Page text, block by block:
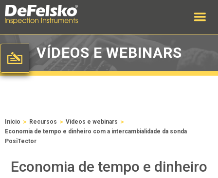
VÍDEOS E WEBINARS
Início > Recursos > Vídeos e webinars >
Economia de tempo e dinheiro com a intercambialidade da sonda
PosiTector
Economia de tempo e dinheiro